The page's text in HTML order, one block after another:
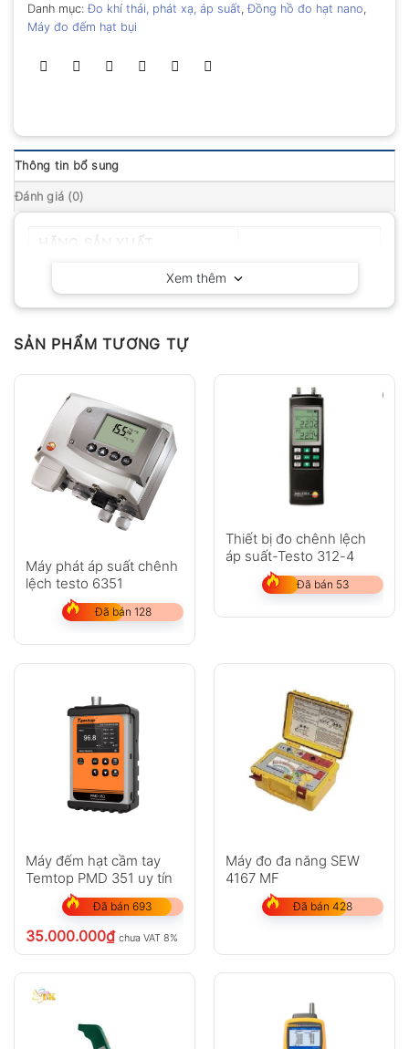
Danh mục:Đo khí thải, phát xạ, áp suất,Đồng hồ đo hạt nano,
Máy đo đếm hạt bụi
Thông tin bổ sung
Đánh giá (0)
Xem thêm
SẢN PHẨM TƯƠNG TỰ
Máy phát áp suất chênh
lệch testo 6351
Đã bán 128
Thiết bị đo chênh lệch
áp suất-Testo 312-4
Đã bán 53
Máy đếm hạt cầm tay
Temtop PMD 351 uy tín
Đã bán 693
35.000.000₫ chưa VAT 8%
Máy đo đa năng SEW
4167 MF
Đã bán 428